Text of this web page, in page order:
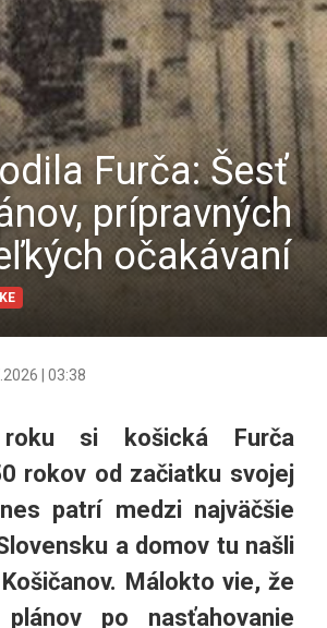
Furča: Šesť
prípravných
očakávaní
| 03:38
si košická Furča
rokov od začiatku svojej
patrí medzi najväčšie
a domov tu našli
Málokto vie, že
po nasťahovanie